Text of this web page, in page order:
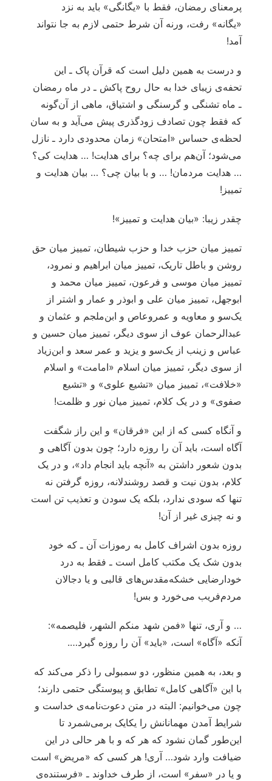
پرمعنای رمضان، فقط با «یگانگی» باید به نزد
«یگانه» رفت، ورنه آن شرط حتمی لازم به جا نتواند
آمد!
و درست به همین دلیل است که قرآن پاک ـ این
تحفه‌ی زیبای خدا به حال روح پاکش ـ در ماه رمضان
ـ ماه تشنگی و گرسنگی و اشتیاق، ماهی از آن‌گونه
که فقط چون تصادف زودگذری پیش می‌آید و به سان
لحظه‌ی حساس «امتحان» زمان محدودی دارد ـ نازل
می‌شود؛ آن‌هم برای چه؟ برای هدایت! … هدایت کی؟
… هدایت مردمان! … و با بیان چی؟ … بیان هدایت و
تمییز!
چقدر زیبا: «بیان هدایت و تمییز»!
تمییز میان حزب خدا و حزب شیطان، تمییز میان حق
روشن و باطل تاریک، تمییز میان ابراهیم و نمرود،
تمییز میان موسی و فرعون، تمییز میان محمد و
ابوجهل، تمییز میان علی و ابوذر و عمار و اشتر از
یک‌سو و معاویه و عمروعاص و ابن‌ملجم و عثمان و
عبدالرحمان عوف از سوی دیگر، تمییز میان حسین و
عباس و زینب از یک‌سو و یزید و عمر سعد و ابن‌زیاد
از سوی دیگر، تمییز میان اسلام «امامت» و اسلام
«خلافت»، تمییز میان «تشیع علوی» و «تشیع
صفوی» و در یک کلام، تمییز میان نور و ظلمت!
و آنگاه کسی که از این «فرقان» و این راز شگفت
آگاه است، باید آن را روزه دارد؛ چون بدون آگاهی و
بدون شعور داشتن به «آنچه باید انجام داد»، و در یک
کلام، بدون نیت و قصد روشندلانه، روزه گرفتن نه
تنها که سودی ندارد، بلکه یک سودن و تعذیب تن است
و نه چیزی غیر از آن!
روزه بدون اشراف کامل به رموزات آن ـ که خود
بدون شک یک مکتب کامل است ـ فقط به درد
خودارضایی خشکه‌مقدس‌های قالبی و یا دجالان
مردم‌فریب می‌خورد و بس!
… و آری، تنها «فمن شهد منکم الشهر، فلیصمه»:
آنکه «آگاه» است، «باید» آن را روزه گیرد….
و بعد، به همین منظور، دو سمبولی را ذکر می‌کند که
با این «آگاهی کامل» تطابق و پیوستگی حتمی دارند؛
چون می‌خوانیم: البته در متن دعوت‌نامه‌ی خداست و
شرایط آمدن مهمانانش را یکایک برمی‌شمرد تا
این‌طور گمان نشود که هر که و با هر حالی در این
ضیافت وارد شود… آری! هر کسی که «مریض» است
و یا در «سفر» است، از طرف خداوند ـ «فرستنده‌ی